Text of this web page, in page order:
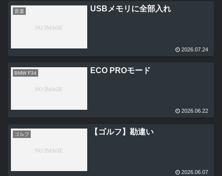
音楽 USBメモリに全部入れ
2026.07.24
BMW F34 ECO PROモード
2026.06.22
ゴルフ 【ゴルフ】勘違い
2026.06.07